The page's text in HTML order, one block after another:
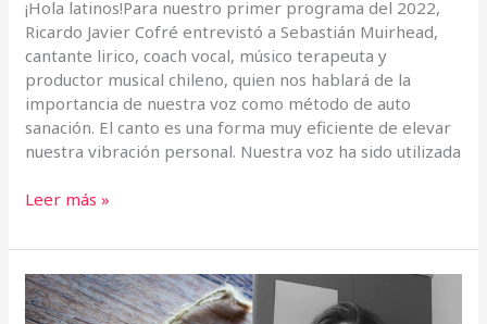
¡Hola latinos!Para nuestro primer programa del 2022,
Ricardo Javier Cofré entrevistó a Sebastián Muirhead,
cantante lirico, coach vocal, músico terapeuta y
productor musical chileno, quien nos hablará de la
importancia de nuestra voz como método de auto
sanación. El canto es una forma muy eficiente de elevar
nuestra vibración personal. Nuestra voz ha sido utilizada
Leer más »
Noelia
Rios,